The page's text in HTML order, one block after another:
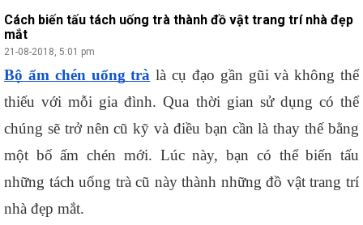
Cách biến tấu tách uống trà thành đồ vật trang trí nhà đẹp
mắt
21-08-2018, 5:01 pm
Bộ ấm chén uống trà là cụ đạo gần gũi và không thể
thiếu với mỗi gia đình. Qua thời gian sử dụng có thể
chúng sẽ trở nên cũ kỹ và điều bạn cần là thay thế bằng
một bố ấm chén mới. Lúc này, bạn có thể biến tấu
những tách uống trà cũ này thành những đồ vật trang trí
nhà đẹp mắt.